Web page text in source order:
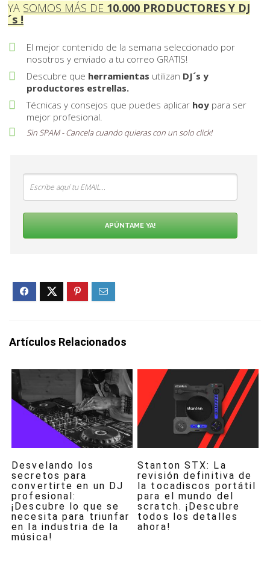
YA SOMOS MÁS DE 10 . 000 PRODUCTORES Y DJ
´s !
El mejor contenido de la semana seleccionado por
nosotros y enviado a tu correo GRATIS!
Descubre que herramientas utilizan DJ´s y
productores estrellas.
Técnicas y consejos que puedes aplicar hoy para ser
mejor profesional.
Sin SPAM - Cancela cuando quieras con un solo click!
APÚNTAME YA!
Artículos Relacionados
Desvelando los
secretos para
convertirte en un DJ
profesional:
¡Descubre lo que se
necesita para triunfar
en la industria de la
música!
Stanton STX: La
revisión definitiva de
la tocadiscos portátil
para el mundo del
scratch. ¡Descubre
todos los detalles
ahora!